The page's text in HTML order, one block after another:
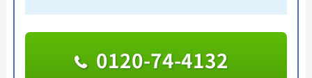
シャリストです。
おすすめポイントとしてはこれまでの施工対応実績
は240万件以上と豊富な実績数があり、また最短5分
0120-74-4132